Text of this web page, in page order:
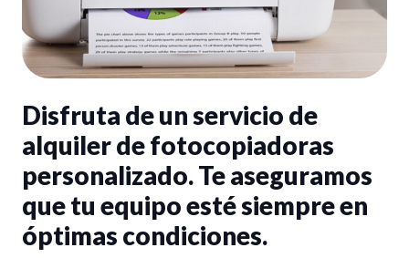
Disfruta de un servicio de
alquiler de fotocopiadoras
personalizado. Te aseguramos
que tu equipo esté siempre en
óptimas condiciones.